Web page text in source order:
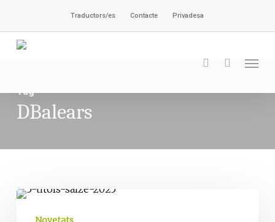
contingut
Traductors/es Contacte Privadesa
cerca
Tag
DBalears
Cinc
anys